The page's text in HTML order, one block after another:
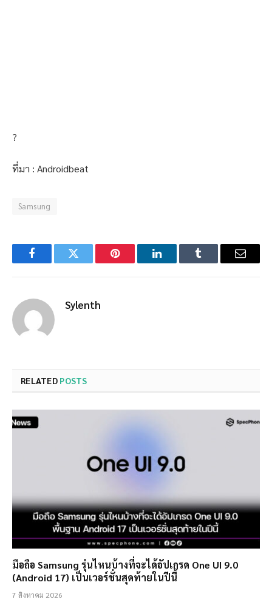
?
ที่มา : Androidbeat
Samsung
FacebookTwitter Pinterest LinkedInTumblr Email
Sylenth
RELATED POSTS
มือถือ Samsung รุ่นไหนบ้างที่จะได้อัปเกรด One UI 9.0
(Android 17) เป็นเวอร์ชั่นสุดท้ายในปีนี้
7 สิงหาคม 2026